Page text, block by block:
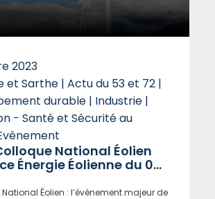
2023
et Sarthe | Actu du 53 et 72 |
durable | Industrie |
- Santé et Sécurité au
National Éolien
Énergie Éolienne du 0...
Éolien : l’évènement majeur de